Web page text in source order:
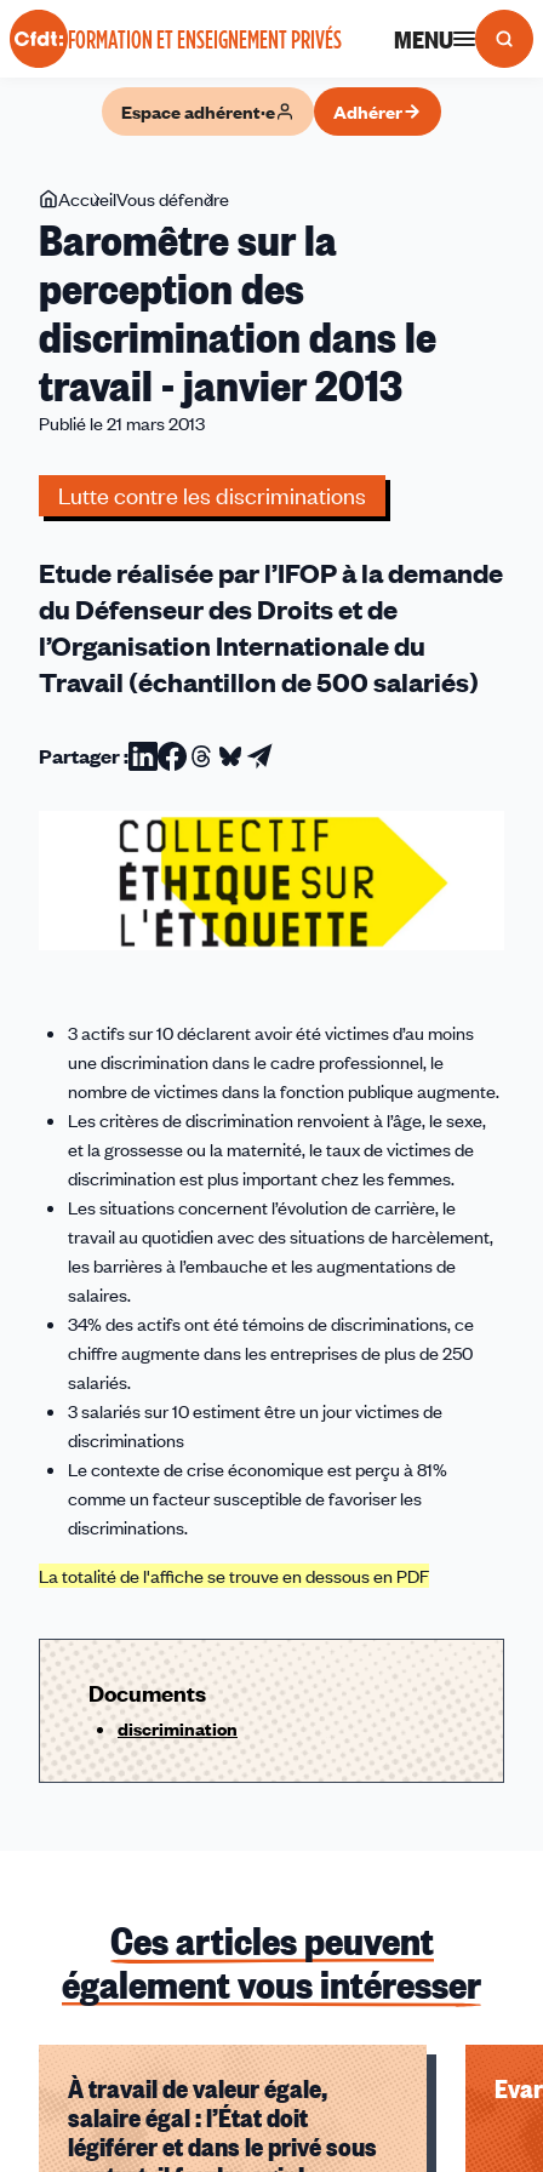
Panneau de gestion des cookies
FORMATION ET ENSEIGNEMENT PRIVÉS MENU
Espace adhérent·e Adhérer
Vous
êtes
ici
AccueilVous défendre
sur
perception
des
discrimination
dans
-
janvier
Baromêtre sur la
perception des
discrimination dans le
travail - janvier 2013
Publié le 21 mars 2013
Lutte contre les discriminations
Etude réalisée par l’IFOP à la demande
du Défenseur des Droits et de
l’Organisation Internationale du
Travail (échantillon de 500 salariés)
Partager :Partager
Linkedin
Partager
Facebook
Partager
Threads
Partager
Bluesky
Partager
email
3 actifs sur 10 déclarent avoir été victimes d’au moins
une discrimination dans le cadre professionnel, le
nombre de victimes dans la fonction publique augmente.
Les critères de discrimination renvoient à l’âge, le sexe,
et la grossesse ou la maternité, le taux de victimes de
discrimination est plus important chez les femmes.
Les situations concernent l’évolution de carrière, le
travail au quotidien avec des situations de harcèlement,
les barrières à l’embauche et les augmentations de
salaires.
34% des actifs ont été témoins de discriminations, ce
chiffre augmente dans les entreprises de plus de 250
salariés.
3 salariés sur 10 estiment être un jour victimes de
discriminations
Le contexte de crise économique est perçu à 81%
comme un facteur susceptible de favoriser les
discriminations.
La totalité de l'affiche se trouve en dessous en PDF
Documents
discrimination
Ces articles peuvent
également vous intéresser
À travail de valeur égale,
salaire égal : l’État doit
légiférer et dans le privé sous